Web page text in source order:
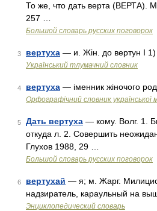
То же, что дать верта (ВЕРТА).
257 …
Большой словарь русских поговорок
3 вертуха — и. Жін. до вертун I 1)
Український тлумачний словник
4 вертуха — іменник жіночого
Орфографічний словник української
5 Дать вертуха — кому. Волг. 1.
откуда л. 2. Совершить
Глухов 1988, 29 …
Большой словарь русских поговорок
6 вертухай — я; м. Жарг.
надзиратель, караульный на
Энциклопедический словарь